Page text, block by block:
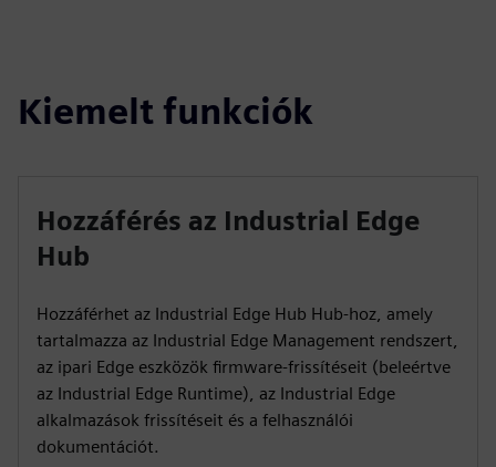
Kiemelt funkciók
Hozzáférés az Industrial Edge
Hub
Hozzáférhet az Industrial Edge Hub Hub-hoz, amely
tartalmazza az Industrial Edge Management rendszert,
az ipari Edge eszközök firmware-frissítéseit (beleértve
az Industrial Edge Runtime), az Industrial Edge
alkalmazások frissítéseit és a felhasználói
dokumentációt.